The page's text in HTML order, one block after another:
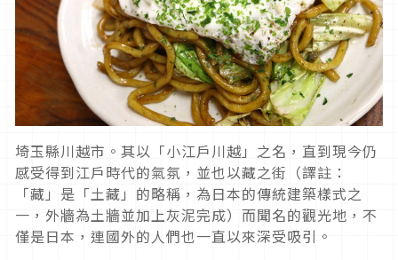
埼玉縣川越市。其以「小江戶川越」之名，直到現今仍
感受得到江戶時代的氣氛，並也以藏之街（譯註：
「藏」是「土藏」的略稱，為日本的傳統建築樣式之
一，外牆為土牆並加上灰泥完成）而聞名的觀光地，不
僅是日本，連國外的人們也一直以來深受吸引。